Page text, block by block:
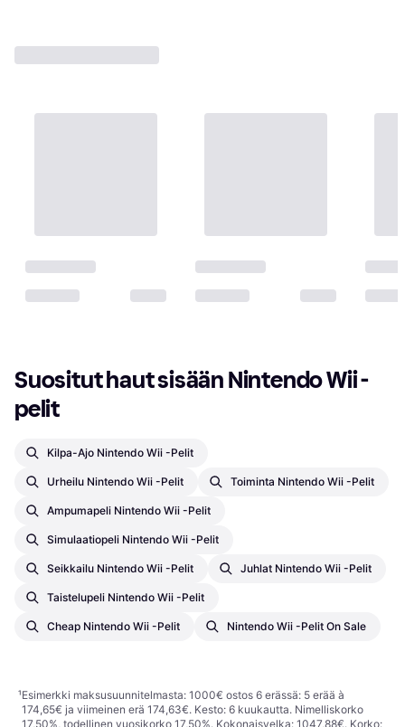
Suositut haut sisään Nintendo Wii -
pelit
Kilpa-Ajo Nintendo Wii -pelit
Urheilu Nintendo Wii -pelit Toiminta Nintendo Wii -pelit
Ampumapeli Nintendo Wii -pelit
Simulaatiopeli Nintendo Wii -pelit
Seikkailu Nintendo Wii -pelit Juhlat Nintendo Wii -pelit
Taistelupeli Nintendo Wii -pelit
Cheap Nintendo Wii -pelit Nintendo Wii -pelit On Sale
¹Esimerkki maksusuunnitelmasta: 1000€ ostos 6 erässä: 5 erää à
174,65€ ja viimeinen erä 174,63€. Kesto: 6 kuukautta. Nimelliskorko
17,50%, todellinen vuosikorko 17,50%. Kokonaisvelka: 1047,88€. Korko: